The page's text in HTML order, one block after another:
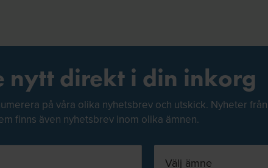
nytt direkt i din inkorg
på våra olika nyhetsbrev och utskick. Nyheter
finns även nyhetsbrev inom olika ämnen.
Välj ämne